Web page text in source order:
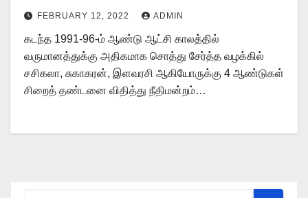
FEBRUARY 12, 2022 ADMIN
கடந்த 1991-96-ம் ஆண்டு ஆட்சி காலத்தில்
வருமானத்துக்கு அதிகமாக சொத்து சேர்த்த வழக்கில்
சசிகலா, சுகாகரன், இளவரசி ஆகியோருக்கு 4 ஆண்டுகள்
சிறைத் தண்டனை விதித்து நீதிமன்றம்…